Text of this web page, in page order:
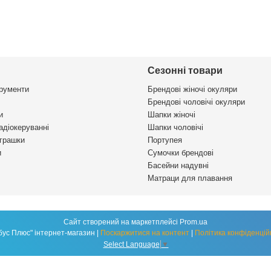
Сезонні товари
Брендові жіночі окуляри
Брендові чоловічі окуляри
Шапки жіночі
Шапки чоловічі
Портупея
Сумочки брендові
Басейни надувні
Матраци для плавання
Сайт створений на маркетплейсі Prom.ua
Поскаржитися на контент
Політика
Select Language ▼